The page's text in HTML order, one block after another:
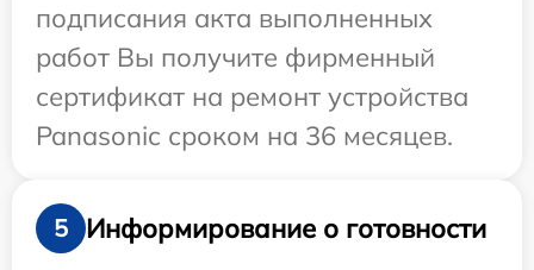
подписания акта выполненных
работ Вы получите фирменный
сертификат на ремонт устройства
Panasonic сроком на 36 месяцев.
5
Информирование о готовности